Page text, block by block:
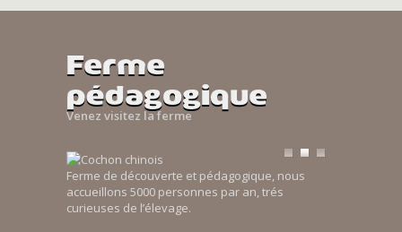
Ferme
pédagogique
Venez visitez la ferme
Ferme de découverte et pédagogique, nous
accueillons 5000 personnes par an, trés
curieuses de l’élevage.